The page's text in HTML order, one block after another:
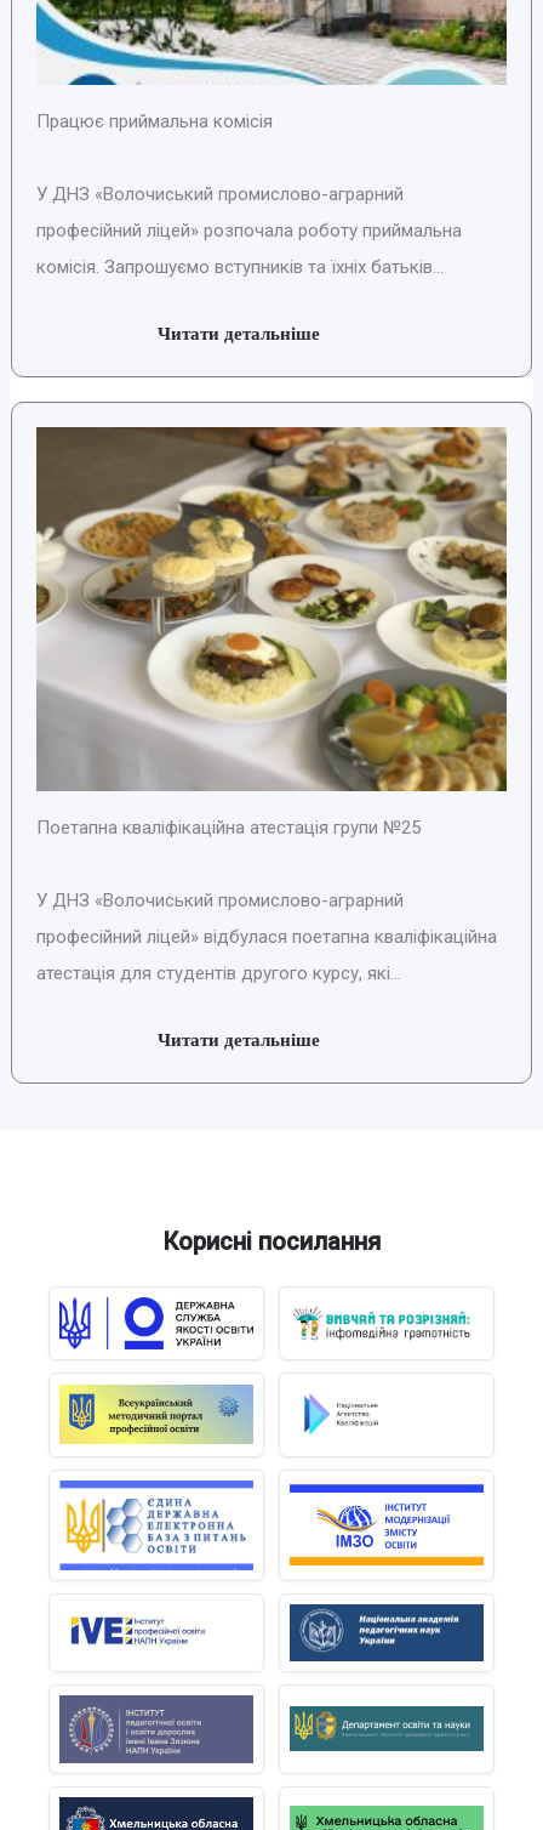
Працює приймальна комісія
У ДНЗ «Волочиський промислово-аграрний
професійний ліцей» розпочала роботу приймальна
комісія. Запрошуємо вступників та їхніх батьків...
Читати детальніше
Поетапна кваліфікаційна атестація групи №25
У ДНЗ «Волочиський промислово-аграрний
професійний ліцей» відбулася поетапна кваліфікаційна
атестація для студентів другого курсу, які...
Читати детальніше
Корисні посилання